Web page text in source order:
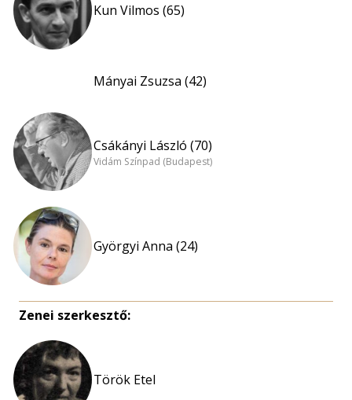
Kun Vilmos (65)
Mányai Zsuzsa (42)
Csákányi László (70)
Vidám Színpad (Budapest)
Györgyi Anna (24)
Zenei szerkesztő:
Török Etel